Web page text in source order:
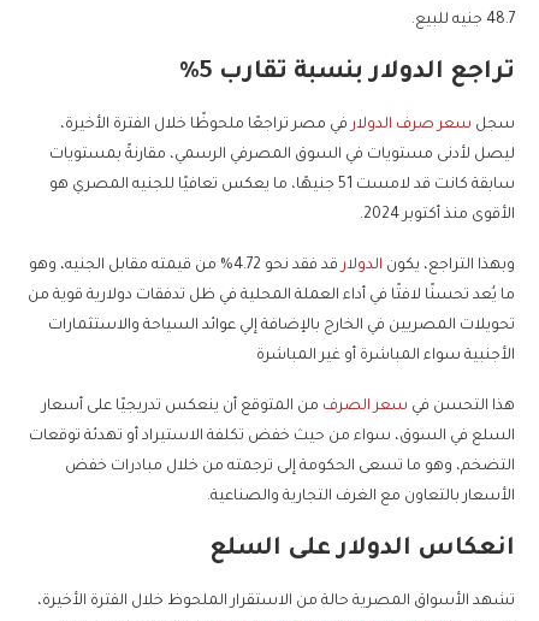
48.7 جنيه للبيع.
تراجع الدولار بنسبة تقارب 5%
سجل سعر صرف الدولار في مصر تراجعًا ملحوظًا خلال الفترة الأخيرة،
ليصل لأدنى مستويات في السوق المصرفي الرسمي، مقارنةً بمستويات
سابقة كانت قد لامست 51 جنيهًا، ما يعكس تعافيًا للجنيه المصري هو
الأقوى منذ أكتوبر 2024.
وبهذا التراجع، يكون الدولار
قد فقد نحو 4.72% من قيمته مقابل الجنيه، وهو
ما يُعد تحسنًا لافتًا في أداء العملة المحلية في ظل تدفقات دولارية قوية من
تحويلات المصريين في الخارج بالإضافة إلي عوائد السياحة والاستثمارات
الأجنبية سواء المباشرة أو غير المباشرة
هذا التحسن في سعر الصرف من المتوقع أن ينعكس تدريجيًا على أسعار
السلع في السوق، سواء من حيث خفض تكلفة الاستيراد أو تهدئة توقعات
التضخم، وهو ما تسعى الحكومة إلى ترجمته من خلال مبادرات خفض
الأسعار بالتعاون مع الغرف التجارية والصناعية.
انعكاس الدولار على السلع
تشهد الأسواق المصرية حالة من الاستقرار الملحوظ خلال الفترة الأخيرة،